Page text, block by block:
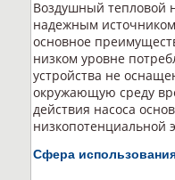
Воздушный тепловой
надежным
основное
низком уровне
устройства не
окружающую среду
действия насоса
низкопотенциальной
Сфера